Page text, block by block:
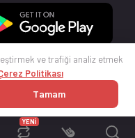
YENİ
ve trafiği analiz etmek
Politikası
Tamam